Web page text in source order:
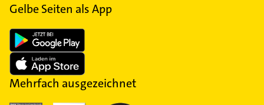
Gelbe Seiten als App
Mehrfach ausgezeichnet